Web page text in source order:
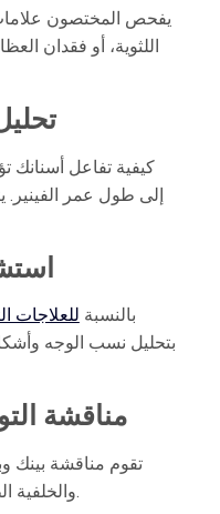
يفحص المختصون علامات
اللثوية، أو فقدان
كيفية تفاعل
إلى طول عمر الفينير.
بالنسبة للعلاجات
بتحليل نسب الوجه
مناقشة
تقوم مناقشة بينك
والخلفية الطبية لضمان سلامة وتوافق العلاج.